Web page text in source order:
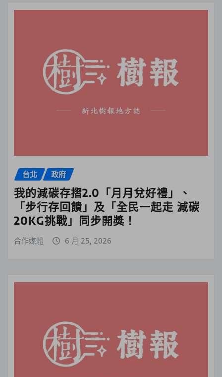
台北 政府
我的減碳存摺2.0「月月兌好禮」、
「步行存回饋」及「全民一起走 減碳
20KG挑戰」同步開獎！
合作媒體 6 月 25, 2026